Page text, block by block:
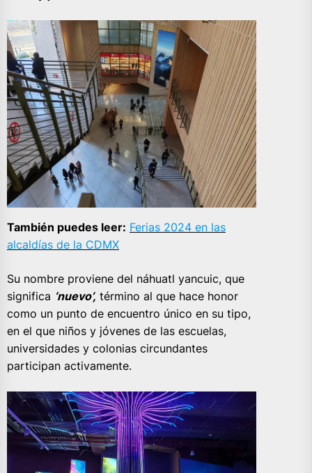
También puedes leer: Ferias 2024 en las
alcaldías de la CDMX
Su nombre proviene del náhuatl yancuic, que
significa ‘nuevo’, término al que hace honor
como un punto de encuentro único en su tipo,
en el que niños y jóvenes de las escuelas,
universidades y colonias circundantes
participan activamente.